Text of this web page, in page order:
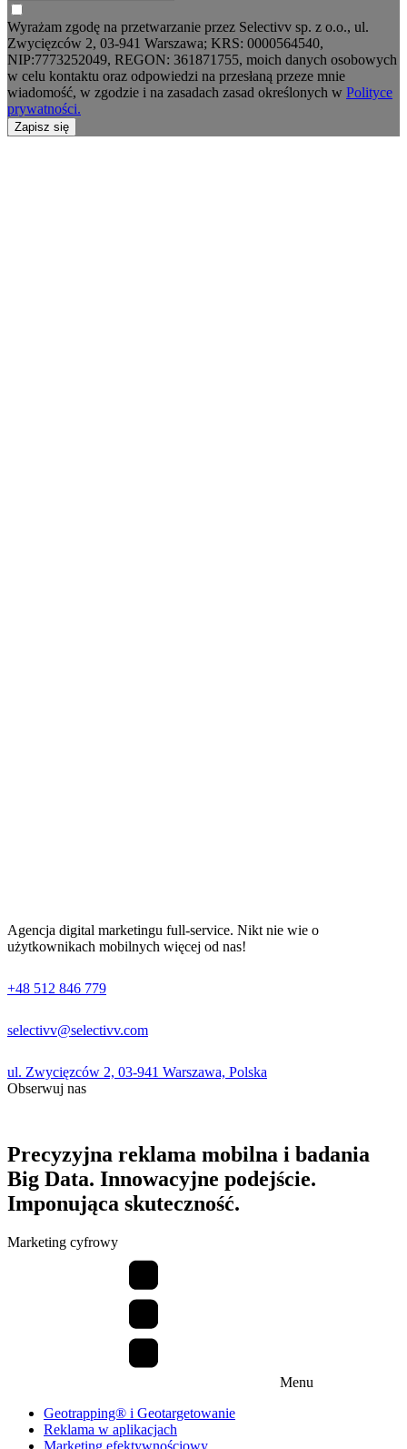
Wyrażam zgodę na przetwarzanie przez Selectivv sp. z o.o., ul.
Zwycięzców 2, 03-941 Warszawa; KRS: 0000564540,
NIP:7773252049, REGON: 361871755, moich danych osobowych
w celu kontaktu oraz odpowiedzi na przesłaną przeze mnie
wiadomość, w zgodzie i na zasadach zasad określonych w Polityce
prywatności.
Zapisz się
Agencja digital marketingu full-service. Nikt nie wie o
użytkownikach mobilnych więcej od nas!
+48 512 846 779
selectivv@selectivv.com
ul. Zwycięzców 2, 03-941 Warszawa, Polska
Obserwuj nas
Precyzyjna reklama mobilna i badania
Big Data. Innowacyjne podejście.
Imponująca skuteczność.
Marketing cyfrowy
Menu
Geotrapping® i Geotargetowanie
Reklama w aplikacjach